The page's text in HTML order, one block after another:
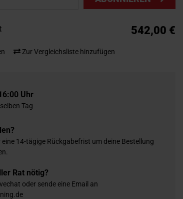
542,00 €
Zur Vergleichsliste hinzufügen
Uhr
Tag
eine 14-tägige Rückgabefrist um deine Bestellung
Rat nötig?
oder sende eine Email an